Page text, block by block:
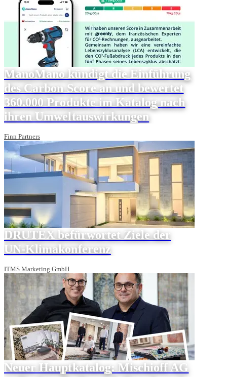
ManoMano kündigt die Einführung
des Carbon Score an und bewertet
360.000 Produkte im Katalog nach
ihren Umweltauswirkungen
Finn Partners
DRUTEX befürwortet Ziele der
UN-Klimakonferenz
ITMS Marketing GmbH
Neuer Hauptkatalog: Mischioff AG